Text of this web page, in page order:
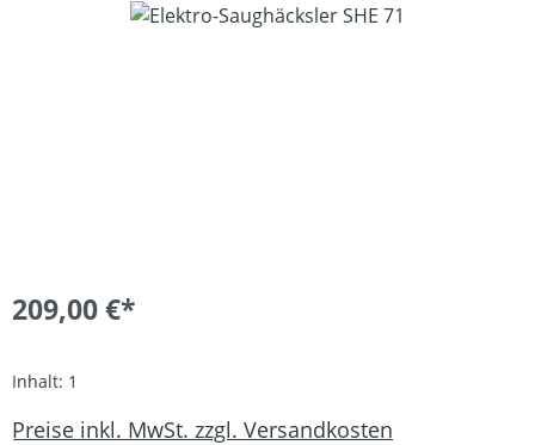
Bildergalerie überspringen
209,00 €*
Inhalt: 1
Preise inkl. MwSt. zzgl. Versandkosten